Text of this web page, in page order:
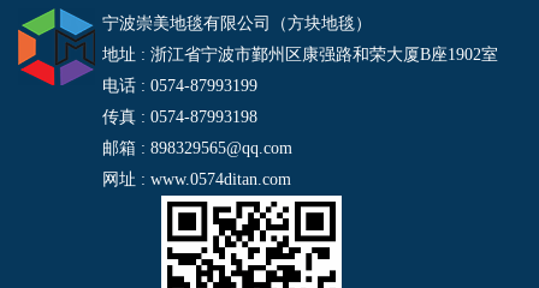
宁波崇美地毯有限公司（方块地毯）
地址 : 浙江省宁波市鄞州区康强路和荣大厦B座1902室
电话 : 0574-87993199
传真 : 0574-87993198
邮箱 : 898329565@qq.com
网址 : www.0574ditan.com